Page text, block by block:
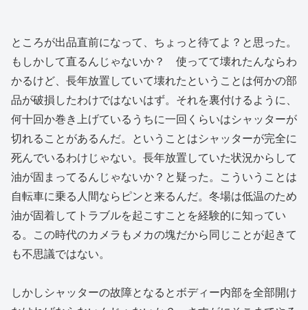
ところが出品直前になって、ちょっと待てよ？と思った。
もしかして直るんじゃないか？ 使ってて壊れたんならわ
かるけど、長年放置していて壊れたということは何かの部
品が破損したわけではないはず。それを裏付けるように、
何十回か巻き上げているうちに一回くらいはシャッターが
切れることがあるんだ。ということはシャッターが完全に
死んでいるわけじゃない。長年放置していた状況からして
油が固まってるんじゃないか？と疑った。こういうことは
自転車に乗る人間ならピンと来るんだ。冬場は低温のため
油が固着してトラブルを起こすことを経験的に知ってい
る。この時代のカメラもメカの塊だから同じことが起きて
も不思議ではない。
しかしシャッターの故障となるとボディー内部を全部開け